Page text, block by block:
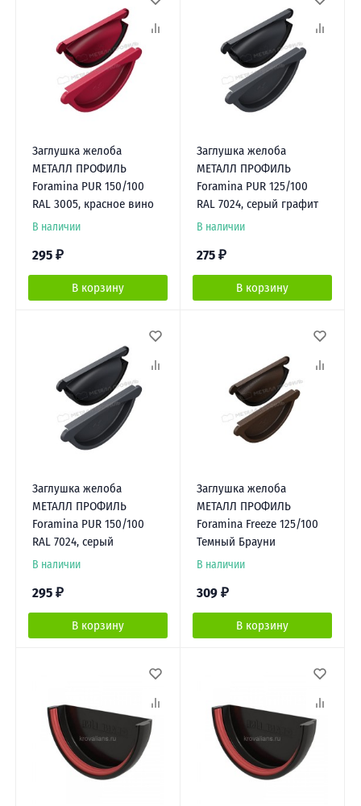
Заглушка желоба
МЕТАЛЛ ПРОФИЛЬ
Foramina PUR 150/100
RAL 3005, красное вино
В наличии
295 ₽
В корзину
Заглушка желоба
МЕТАЛЛ ПРОФИЛЬ
Foramina PUR 125/100
RAL 7024, серый графит
В наличии
275 ₽
В корзину
Заглушка желоба
МЕТАЛЛ ПРОФИЛЬ
Foramina PUR 150/100
RAL 7024, серый
В наличии
295 ₽
В корзину
Заглушка желоба
МЕТАЛЛ ПРОФИЛЬ
Foramina Freeze 125/100
Темный Брауни
В наличии
309 ₽
В корзину